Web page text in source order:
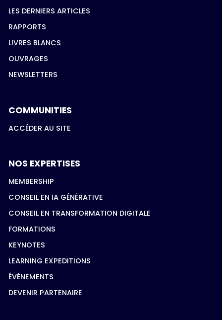
LES DERNIERS ARTICLES
RAPPORTS
LIVRES BLANCS
OUVRAGES
NEWSLETTERS
COMMUNITIES
ACCÉDER AU SITE
NOS EXPERTISES
MEMBERSHIP
CONSEIL EN IA GÉNÉRATIVE
CONSEIL EN TRANSFORMATION DIGITALE
FORMATIONS
KEYNOTES
LEARNING EXPEDITIONS
ÉVÉNEMENTS
DEVENIR PARTENAIRE